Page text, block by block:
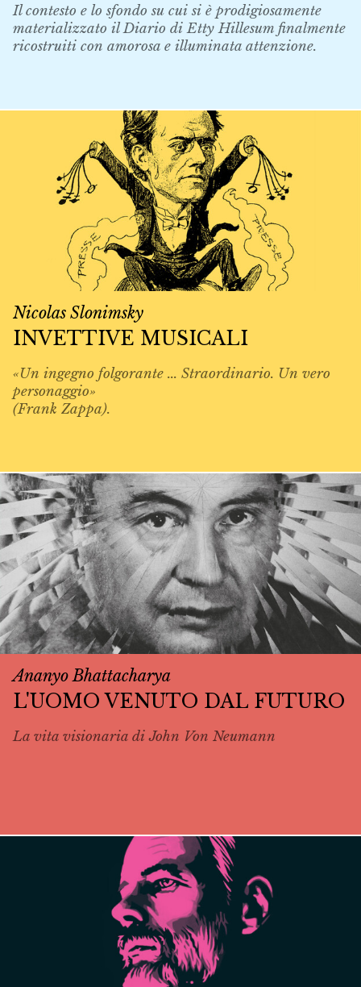
Il contesto e lo sfondo su cui si è prodigiosamente
materializzato il Diario di Etty Hillesum finalmente
ricostruiti con amorosa e illuminata attenzione.
Nicolas Slonimsky
INVETTIVE MUSICALI
«Un ingegno folgorante ... Straordinario. Un vero
personaggio»
(Frank Zappa).
Ananyo Bhattacharya
L'UOMO VENUTO DAL FUTURO
La vita visionaria di John Von Neumann